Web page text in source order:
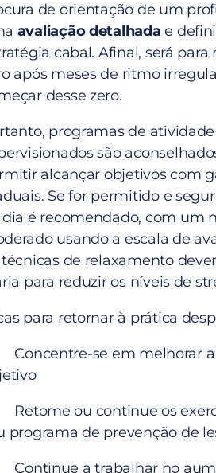
de orientação de um
avaliação detalhada e
cabal. Afinal, será
após meses de ritmo
desse zero.
programas de
são
alcançar objetivos com
Se for permitido e
é recomendado, com um
usando a escala de
técnicas de relaxamento
para reduzir os níveis de
para retornar à prática
se em melhorar a
ou continue os
programa de prevenção de
a trabalhar no